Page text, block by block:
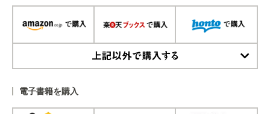
電子書籍を購入